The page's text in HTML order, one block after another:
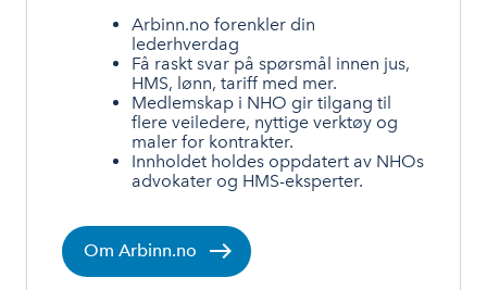
Arbinn.no forenkler din
lederhverdag
Få raskt svar på spørsmål innen jus,
HMS, lønn, tariff med mer.
Medlemskap i NHO gir tilgang til
flere veiledere, nyttige verktøy og
maler for kontrakter.
Innholdet holdes oppdatert av NHOs
advokater og HMS-eksperter.
Om Arbinn.no